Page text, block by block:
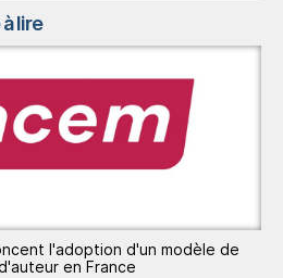
lire
l'adoption d'un modèle de
en France